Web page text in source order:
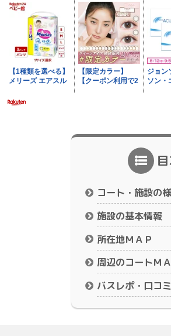
コート・施設の
施設の基本情報
所在地ＭＡＰ
周辺のコートＭ
バスレポ・口コミ